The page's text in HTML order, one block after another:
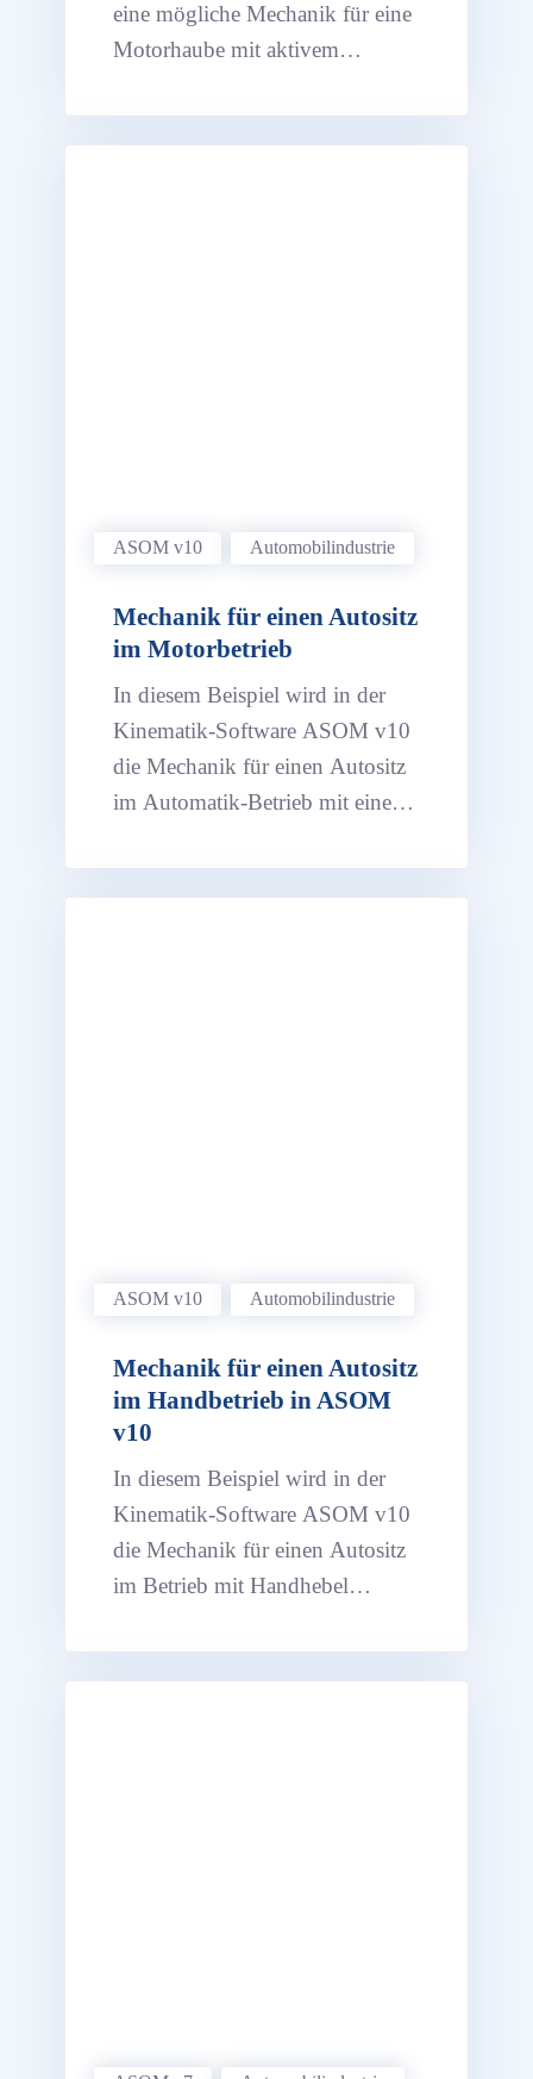
eine mögliche Mechanik für eine
Motorhaube mit aktivem
ASOM v10 Automobil­industrie
Mechanik für einen Autositz
im Motorbetrieb
In diesem Beispiel wird in der
Kinematik-Software ASOM v10
die Mechanik für einen Autositz
im Automatik-Betrieb mit einem
ASOM v10 Automobil­industrie
Mechanik für einen Autositz
im Handbetrieb in ASOM
v10
In diesem Beispiel wird in der
Kinematik-Software ASOM v10
die Mechanik für einen Autositz
im Betrieb mit Handhebel